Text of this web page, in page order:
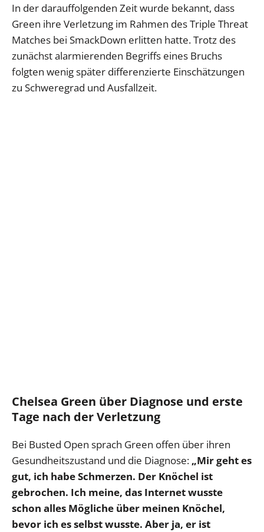
In der darauffolgenden Zeit wurde bekannt, dass
Green ihre Verletzung im Rahmen des Triple Threat
Matches bei SmackDown erlitten hatte. Trotz des
zunächst alarmierenden Begriffs eines Bruchs
folgten wenig später differenzierte Einschätzungen
zu Schweregrad und Ausfallzeit.
Chelsea Green über Diagnose und erste
Tage nach der Verletzung
Bei Busted Open sprach Green offen über ihren
Gesundheitszustand und die Diagnose: „Mir geht es
gut, ich habe Schmerzen. Der Knöchel ist
gebrochen. Ich meine, das Internet wusste
schon alles Mögliche über meinen Knöchel,
bevor ich es selbst wusste. Aber ja, er ist